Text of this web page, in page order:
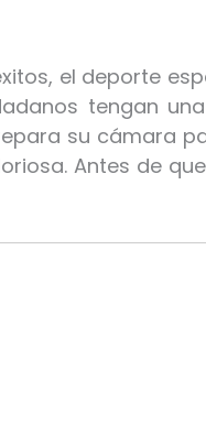
el deporte
tengan
su cámara
Antes de